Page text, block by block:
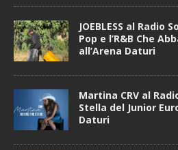
JOEBLESS al Radio
Pop e l’R&B Che
all’Arena Daturi
Martina CRV al
Stella del Junior
Daturi